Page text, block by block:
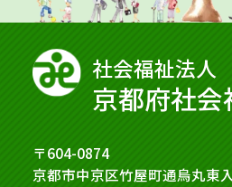
社会福祉法⼈
京都府社
〒604-0874
京都市中京区竹屋町通烏丸東